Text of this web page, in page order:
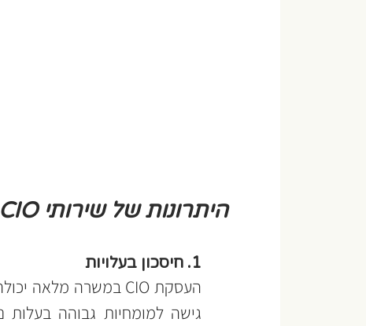
היתרונות של שירותי CIO במיקור חוץ
1. חיסכון בעלויות